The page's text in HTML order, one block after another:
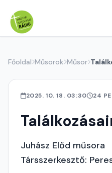
Főoldal Műsorok Műsor
2025. 10. 18. 03:30 24
Juhász Előd műsora
Társszerkesztő: